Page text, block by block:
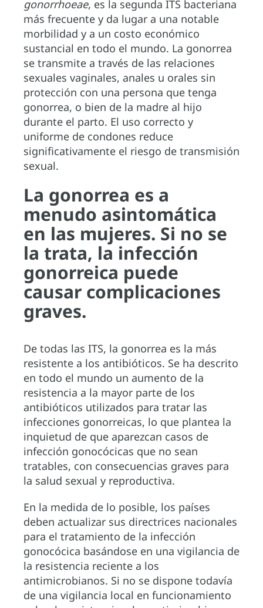
gonorrhoeae, es la segunda ITS bacteriana
más frecuente y da lugar a una notable
morbilidad y a un costo económico
sustancial en todo el mundo. La gonorrea
se transmite a través de las relaciones
sexuales vaginales, anales u orales sin
protección con una persona que tenga
gonorrea, o bien de la madre al hijo
durante el parto. El uso correcto y
uniforme de condones reduce
significativamente el riesgo de transmisión
sexual.
La gonorrea es a
menudo asintomática
en las mujeres. Si no se
la trata, la infección
gonorreica puede
causar complicaciones
graves.
De todas las ITS, la gonorrea es la más
resistente a los antibióticos. Se ha descrito
en todo el mundo un aumento de la
resistencia a la mayor parte de los
antibióticos utilizados para tratar las
infecciones gonorreicas, lo que plantea la
inquietud de que aparezcan casos de
infección gonocócicas que no sean
tratables, con consecuencias graves para
la salud sexual y reproductiva.
En la medida de lo posible, los países
deben actualizar sus directrices nacionales
para el tratamiento de la infección
gonocócica basándose en una vigilancia de
la resistencia reciente a los
antimicrobianos. Si no se dispone todavía
de una vigilancia local en funcionamiento